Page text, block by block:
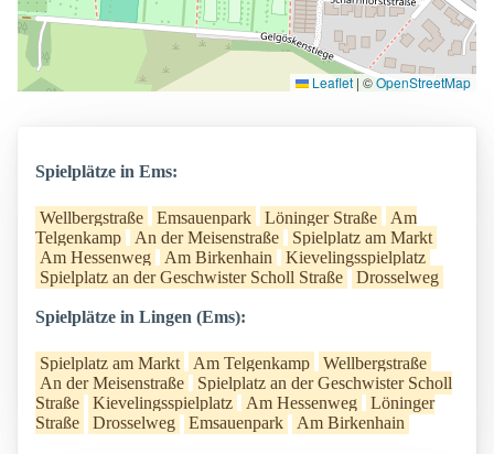
Leaflet | ©OpenStreetMap
Spielplätze in Ems:
Wellbergstraße Emsauenpark Löninger Straße
Am
Telgenkamp
An der Meisenstraße
Spielplatz am Markt
Am Hessenweg
Am Birkenhain
Kievelingsspielplatz
Spielplatz an der Geschwister Scholl Straße
Drosselweg
Spielplätze in Lingen (Ems):
Spielplatz am Markt Am Telgenkamp
Wellbergstraße
An der Meisenstraße
Spielplatz an der Geschwister Scholl
Straße
Kievelingsspielplatz Am Hessenweg
Löninger
Straße
Drosselweg Emsauenpark Am Birkenhain